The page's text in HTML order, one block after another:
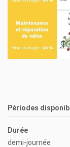
Périodes
Durée
demi-journée